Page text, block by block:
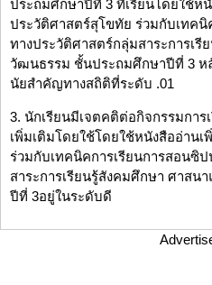
ประถมศึกษาปีที่ 3 ที่เรียนโดยใช้ห
ประวัติศาสตร์สุโขทัย ร่วมกับเทค
ทางประวัติศาสตร์กลุ่มสาระการเ
วัฒนธรรม ชั้นประถมศึกษาปีที่ 3 หลั
นัยสำคัญทางสถิติที่ระดับ .01
3. นักเรียนมีเจตคติต่อกิจกรรมกา
เพิ่มเติมโดยใช้โดยใช้หนังสืออ่าน
ร่วมกับเทคนิคการเรียนการสอนซิ
สาระการเรียนรู้สังคมศึกษา ศาส
ปีที่ 3อยู่ในระดับดี